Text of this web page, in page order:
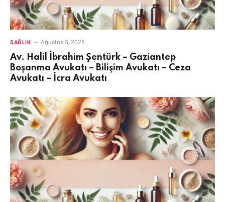
SAĞLIK Ağustos 5, 2026
Av. Halil İbrahim Şentürk – Gaziantep
Boşanma Avukatı – Bilişim Avukatı – Ceza
Avukatı – İcra Avukatı